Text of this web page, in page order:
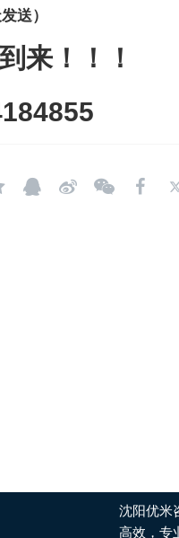
送）
来！！！
沈阳优米
高效，专